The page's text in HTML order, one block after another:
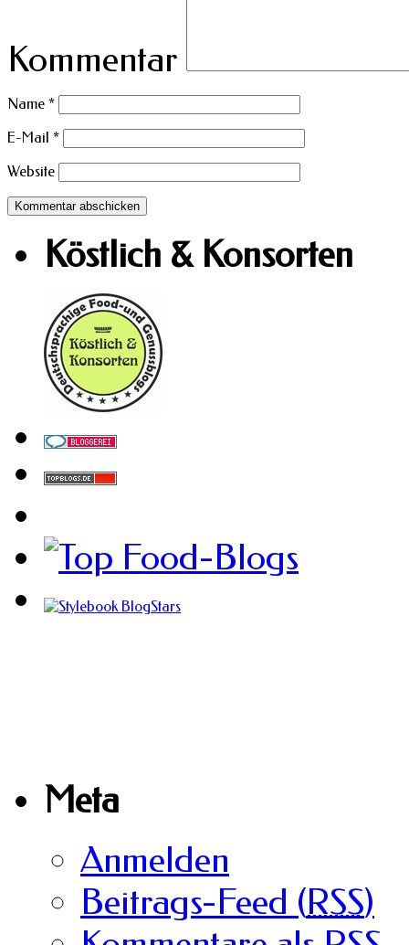
Kommentar
Name *
E-Mail *
Website
Köstlich & Konsorten
Meta
Anmelden
Beitrags-Feed (RSS)